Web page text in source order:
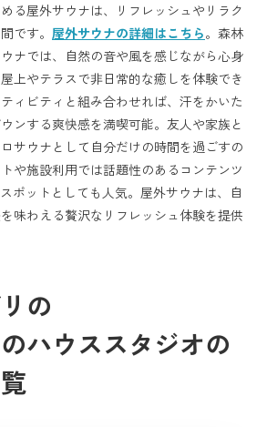
る屋外サウナは、リフレッシュやリラク
です。 屋外サウナの詳細はこちら。森林
ナでは、自然の音や風を感じながら心身
上やテラスで非日常的な癒しを体験でき
ィビティと組み合わせれば、汗をかいた
ンする爽快感を満喫可能。友人や家族と
サウナとして自分だけの時間を過ごすの
や施設利用では話題性のあるコンテンツ
ポットとしても人気。屋外サウナは、自
味わえる贅沢なリフレッシュ体験を提供
の
ハウススタジオの